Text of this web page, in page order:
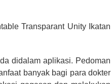
Transparant Unity Ikatan
didalam aplikasi. Pedoman
banyak bagi para dokter